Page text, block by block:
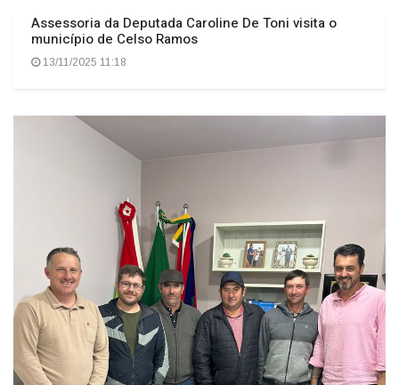
Assessoria da Deputada Caroline De Toni visita o
município de Celso Ramos
13/11/2025 11:18